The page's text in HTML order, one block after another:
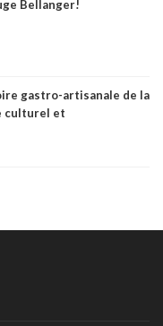
Bellanger!
gastro-artisanale de la
culturel et